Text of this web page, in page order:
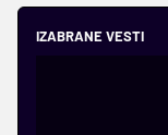
IZABRANE VESTI